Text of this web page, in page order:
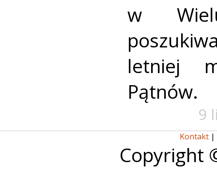
w
letniej
Pątnów.
9
Kontakt |
Copyright